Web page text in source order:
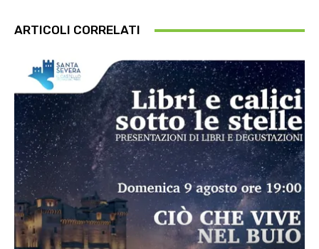
ARTICOLI CORRELATI